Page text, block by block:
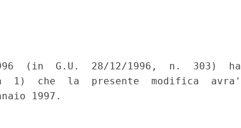
(in  G.U.  28/12/1996,  n.  303)  ha
1)  che  la  presente  modifica  avra'
1997.